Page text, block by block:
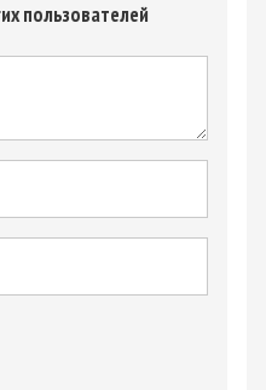
пользователей